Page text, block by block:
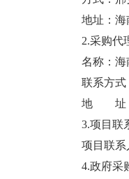
地址：海
2.采购代
名称：海
联系方式
地 址：
3.项目联
项目
4.政府采